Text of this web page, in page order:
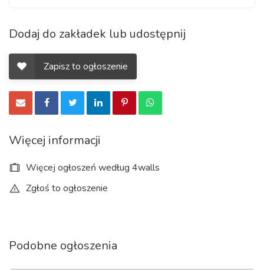
Dodaj do zakładek lub udostępnij
Zapisz to ogłoszenie
Więcej informacji
Więcej ogłoszeń według 4walls
Zgłoś to ogłoszenie
Podobne ogłoszenia